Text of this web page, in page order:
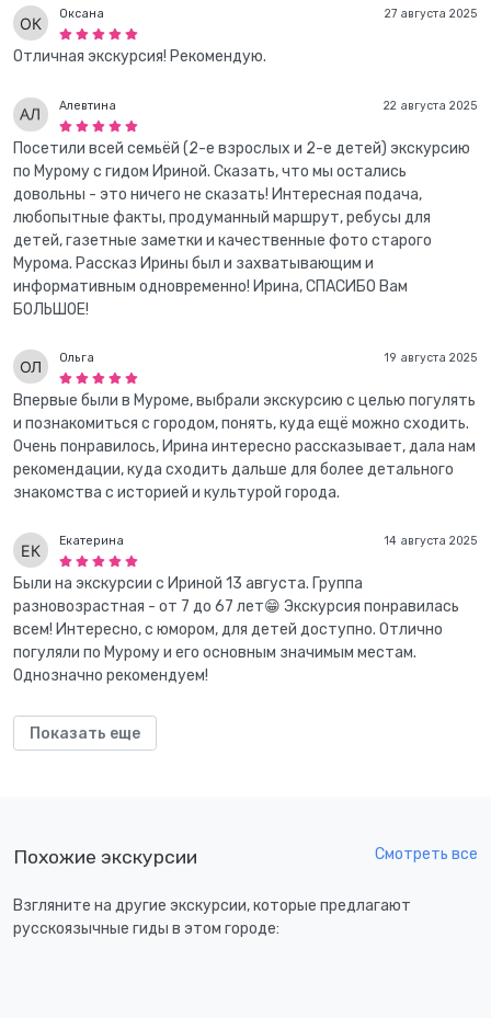
27 августа 2025
Оксана
Отличная экскурсия! Рекомендую.
22 августа 2025
Алевтина
Посетили всей семьёй (2-е взрослых и 2-е детей) экскурсию
по Мурому с гидом Ириной. Сказать, что мы остались
довольны - это ничего не сказать! Интересная подача,
любопытные факты, продуманный маршрут, ребусы для
детей, газетные заметки и качественные фото старого
Мурома. Рассказ Ирины был и захватывающим и
информативным одновременно! Ирина, СПАСИБО Вам
БОЛЬШОЕ!
19 августа 2025
Ольга
Впервые были в Муроме, выбрали экскурсию с целью погулять
и познакомиться с городом, понять, куда ещё можно сходить.
Очень понравилось, Ирина интересно рассказывает, дала нам
рекомендации, куда сходить дальше для более детального
знакомства с историей и культурой города.
14 августа 2025
Екатерина
Были на экскурсии с Ириной 13 августа. Группа
разновозрастная - от 7 до 67 лет😁 Экскурсия понравилась
всем! Интересно, с юмором, для детей доступно. Отлично
погуляли по Мурому и его основным значимым местам.
Однозначно рекомендуем!
Показать еще
Похожие экскурсии Смотреть все
Взгляните на другие экскурсии, которые предлагают
русскоязычные гиды в этом городе: